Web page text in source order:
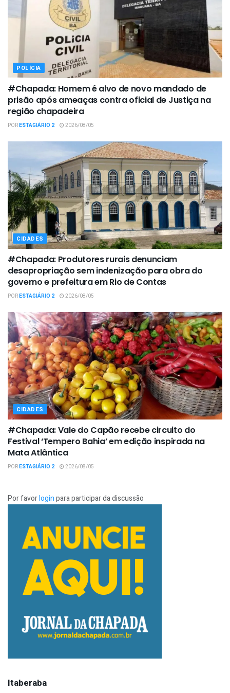
POLÍCIA
#Chapada: Homem é alvo de novo mandado de
prisão após ameaças contra oficial de Justiça na
região chapadeira
PORESTAGIÁRIO 2 2026/08/05
CIDADES
#Chapada: Produtores rurais denunciam
desapropriação sem indenização para obra do
governo e prefeitura em Rio de Contas
PORESTAGIÁRIO 2 2026/08/05
CIDADES
#Chapada: Vale do Capão recebe circuito do
Festival ‘Tempero Bahia’ em edição inspirada na
Mata Atlântica
PORESTAGIÁRIO 2 2026/08/05
Por favorloginpara participar da discussão
Itaberaba